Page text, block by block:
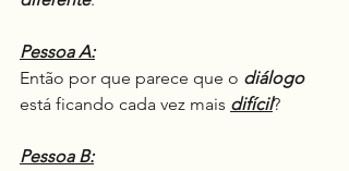
Pessoa A:
Então por que parece que o diálogo
está ficando cada vez mais difícil?
Pessoa B: